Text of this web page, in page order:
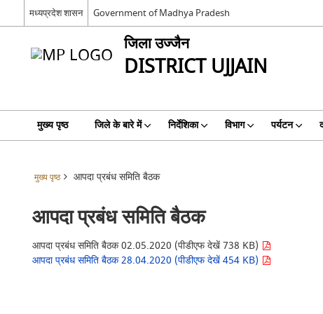
मध्यप्रदेश शासन Government of Madhya Pradesh
जिला उज्जैन
DISTRICT UJJAIN
मुख्य पृष्ठ जिले के बारे में निर्देशिका विभाग पर्यटन
मुख्य पृष्ठ आपदा प्रबंध समि‍ति‍ बैठक
आपदा प्रबंध समि‍ति‍ बैठक
आपदा प्रबंध समि‍ति‍ बैठक 02.05.2020 (पीडीएफ देखें 738 KB)
आपदा प्रबंध समि‍ति‍ बैठक 28.04.2020 (पीडीएफ देखें 454 KB)